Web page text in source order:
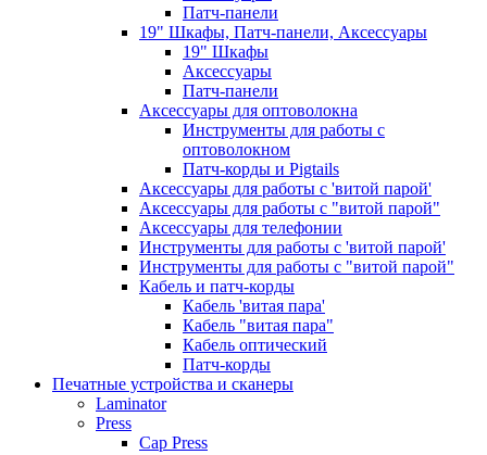
Патч-панели
19" Шкафы, Патч-панели, Аксессуары
19" Шкафы
Аксессуары
Патч-панели
Аксессуары для оптоволокна
Инструменты для работы с
оптоволокном
Патч-корды и Pigtails
Аксессуары для работы с 'витой парой'
Аксессуары для работы с "витой парой"
Аксессуары для телефонии
Инструменты для работы с 'витой парой'
Инструменты для работы с "витой парой"
Кабель и патч-корды
Кабель 'витая пара'
Кабель "витая пара"
Кабель оптический
Патч-корды
Печатные устройства и сканеры
Laminator
Press
Cap Press